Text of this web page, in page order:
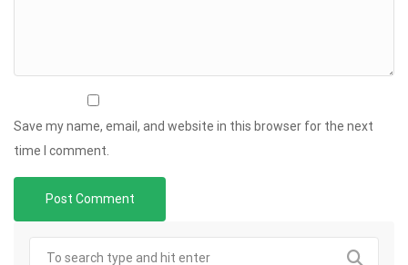
Save my name, email, and website in this browser for the next
time I comment.